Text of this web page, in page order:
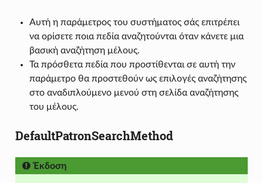
Αυτή η παράμετρος του συστήματος σάς επιτρέπει
να ορίσετε ποια πεδία αναζητούνται όταν κάνετε μια
βασική αναζήτηση μέλους.
Τα πρόσθετα πεδία που προστίθενται σε αυτή την
παράμετρο θα προστεθούν ως επιλογές αναζήτησης
στο αναδιπλούμενο μενού στη σελίδα αναζήτησης
του μέλους.
DefaultPatronSearchMethod
Έκδοση